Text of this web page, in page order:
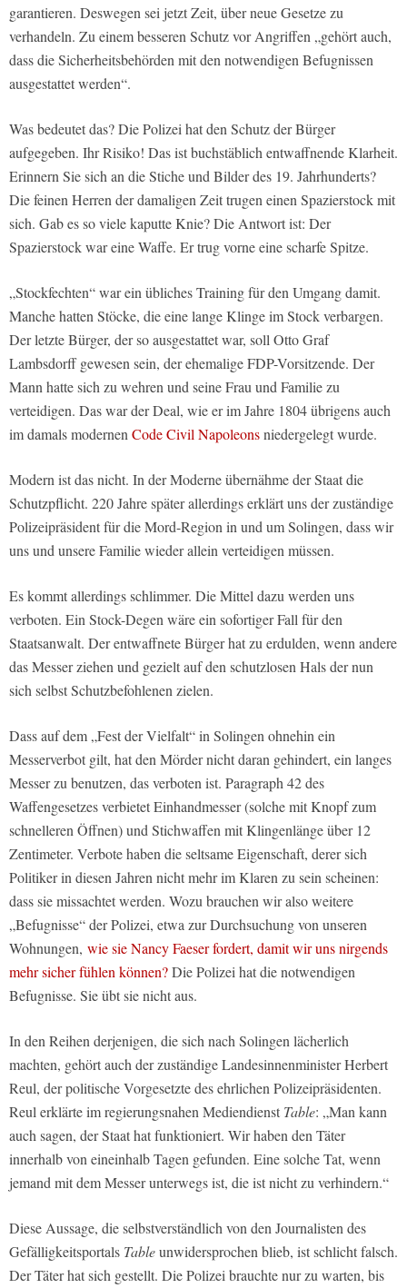
garantieren. Deswegen sei jetzt Zeit, über neue Gesetze zu
verhandeln. Zu einem besseren Schutz vor Angriffen „gehört auch,
dass die Sicherheitsbehörden mit den notwendigen Befugnissen
ausgestattet werden“.
Was bedeutet das? Die Polizei hat den Schutz der Bürger
aufgegeben. Ihr Risiko! Das ist buchstäblich entwaffnende Klarheit.
Erinnern Sie sich an die Stiche und Bilder des 19. Jahrhunderts?
Die feinen Herren der damaligen Zeit trugen einen Spazierstock mit
sich. Gab es so viele kaputte Knie? Die Antwort ist: Der
Spazierstock war eine Waffe. Er trug vorne eine scharfe Spitze.
„Stockfechten“ war ein übliches Training für den Umgang damit.
Manche hatten Stöcke, die eine lange Klinge im Stock verbargen.
Der letzte Bürger, der so ausgestattet war, soll Otto Graf
Lambsdorff gewesen sein, der ehemalige FDP-Vorsitzende. Der
Mann hatte sich zu wehren und seine Frau und Familie zu
verteidigen. Das war der Deal, wie er im Jahre 1804 übrigens auch
im damals modernenCode Civil Napoleonsniedergelegt wurde.
Modern ist das nicht. In der Moderne übernähme der Staat die
Schutzpflicht. 220 Jahre später allerdings erklärt uns der zuständige
Polizeipräsident für die Mord-Region in und um Solingen, dass wir
uns und unsere Familie wieder allein verteidigen müssen.
Es kommt allerdings schlimmer. Die Mittel dazu werden uns
verboten. Ein Stock-Degen wäre ein sofortiger Fall für den
Staatsanwalt. Der entwaffnete Bürger hat zu erdulden, wenn andere
das Messer ziehen und gezielt auf den schutzlosen Hals der nun
sich selbst Schutzbefohlenen zielen.
Dass auf dem „Fest der Vielfalt“ in Solingen ohnehin ein
Messerverbot gilt, hat den Mörder nicht daran gehindert, ein langes
Messer zu benutzen, das verboten ist. Paragraph 42 des
Waffengesetzes verbietet Einhandmesser (solche mit Knopf zum
schnelleren Öffnen) und Stichwaffen mit Klingenlänge über 12
Zentimeter. Verbote haben die seltsame Eigenschaft, derer sich
Politiker in diesen Jahren nicht mehr im Klaren zu sein scheinen:
dass sie missachtet werden. Wozu brauchen wir also weitere
„Befugnisse“ der Polizei, etwa zur Durchsuchung von unseren
Wohnungen, wie sie Nancy Faeser fordert, damit wir uns nirgends
mehr sicher fühlen können?Die Polizei hat die notwendigen
Befugnisse. Sie übt sie nicht aus.
In den Reihen derjenigen, die sich nach Solingen lächerlich
machten, gehört auch der zuständige Landesinnenminister Herbert
Reul, der politische Vorgesetzte des ehrlichen Polizeipräsidenten.
Reul erklärte im regierungsnahen Mediendienst Table: „Man kann
auch sagen, der Staat hat funktioniert. Wir haben den Täter
innerhalb von eineinhalb Tagen gefunden. Eine solche Tat, wenn
jemand mit dem Messer unterwegs ist, die ist nicht zu verhindern.“
Diese Aussage, die selbstverständlich von den Journalisten des
Gefälligkeitsportals Tableunwidersprochen blieb, ist schlicht falsch.
Der Täter hat sich gestellt. Die Polizei brauchte nur zu warten, bis